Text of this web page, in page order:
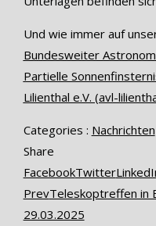
Und wie immer auf
Bundesweiter
Partielle
Lilienthal e.V. (avl-
Categories : Nachrichten
Share
FacebookTwitter
PrevTeleskoptreffen in
29.03.2025